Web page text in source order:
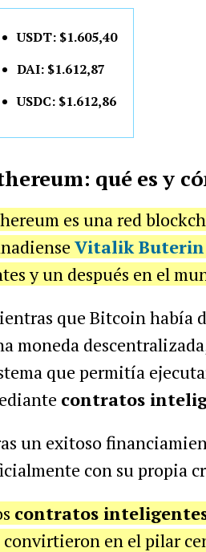
USDT: $1.605,40
DAI: $1.612,87
USDC: $1.612,86
qué es y
es una red
Vitalik Buterin
y un después en el
que Bitcoin había
moneda
que permitía
contratos
un exitoso
con su propia
contratos
convirtieron en el pilar